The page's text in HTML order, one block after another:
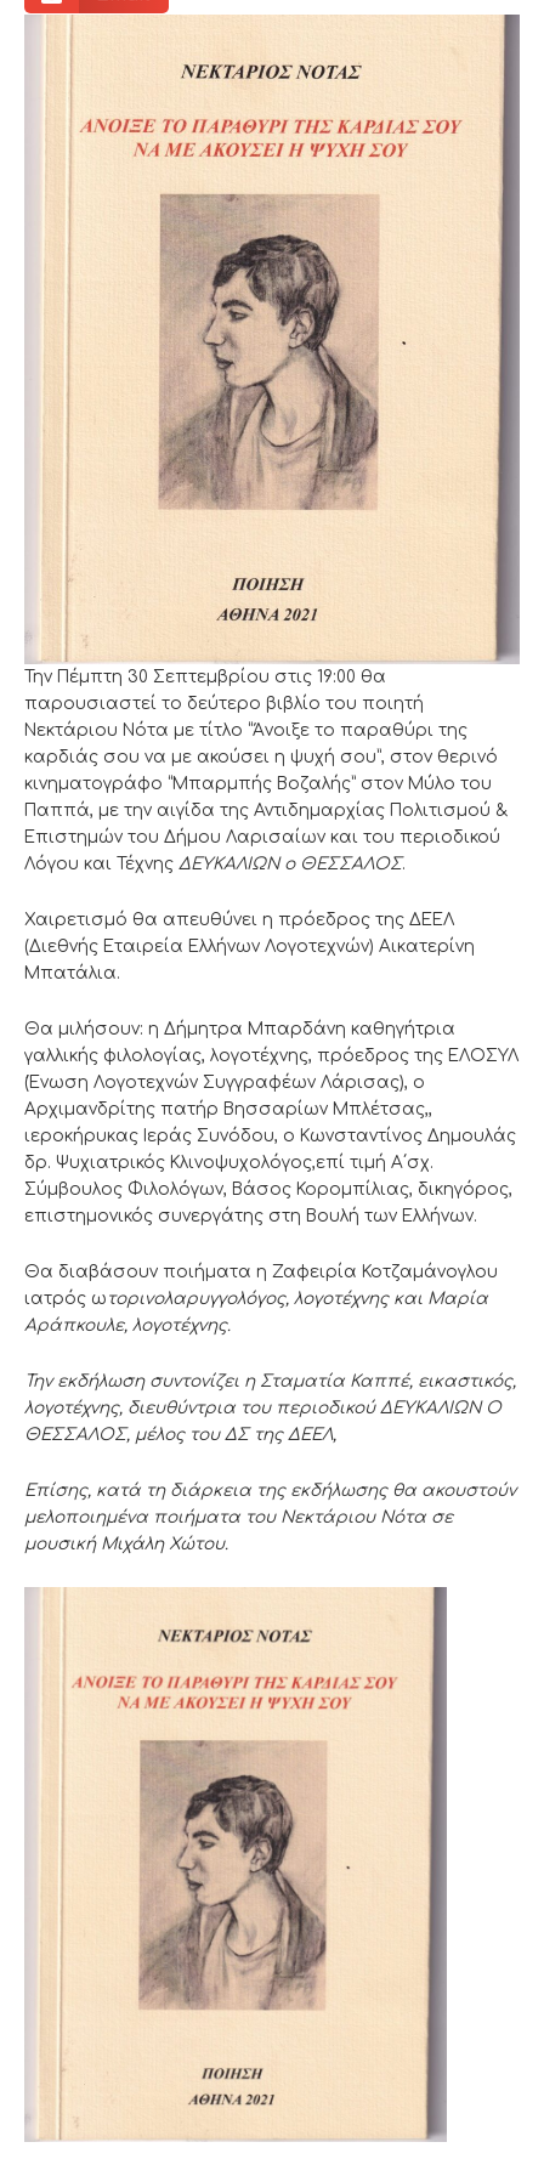
Την Πέμπτη 30 Σεπτεμβρίου στις 19:00 θα
παρουσιαστεί το δεύτερο βιβλίο του ποιητή
Νεκτάριου Νότα με τίτλο “Άνοιξε το παραθύρι της
καρδιάς σου να με ακούσει η ψυχή σου”, στον θερινό
κινηματογράφο “Μπαρμπής Βοζαλής” στον Μύλο του
Παππά, με την αιγίδα της Αντιδημαρχίας Πολιτισμού &
Επιστημών του Δήμου Λαρισαίων και του περιοδικού
Λόγου και Τέχνης ΔΕΥΚΑΛΙΩΝ ο ΘΕΣΣΑΛΟΣ.
Χαιρετισμό θα απευθύνει η πρόεδρος της ΔΕΕΛ
(Διεθνής Εταιρεία Ελλήνων Λογοτεχνών) Αικατερίνη
Μπατάλια.
Θα μιλήσουν: η Δήμητρα Μπαρδάνη καθηγήτρια
γαλλικής φιλολογίας, λογοτέχνης, πρόεδρος της ΕΛΟΣΥΛ
(Ένωση Λογοτεχνών Συγγραφέων Λάρισας), ο
Αρχιμανδρίτης πατήρ Βησσαρίων Μπλέτσας,,
ιεροκήρυκας Ιεράς Συνόδου, ο Κωνσταντίνος Δημουλάς
δρ. Ψυχιατρικός Κλινοψυχολόγος,επί τιμή Α΄σχ.
Σύμβουλος Φιλολόγων, Βάσος Κορομπίλιας, δικηγόρος,
επιστημονικός συνεργάτης στη Βουλή των Ελλήνων.
Θα διαβάσουν ποιήματα η Ζαφειρία Κοτζαμάνογλου
ιατρός ω τορινολαρυγγολόγος, λογοτέχνης και Μαρία
Αράπκουλε, λογοτέχνης.
Την εκδήλωση συντονίζει η Σταματία Καππέ, εικαστικός,
λογοτέχνης, διευθύντρια του περιοδικού ΔΕΥΚΑΛΙΩΝ Ο
ΘΕΣΣΑΛΟΣ, μέλος του ΔΣ της ΔΕΕΛ,
Επίσης, κατά τη διάρκεια της εκδήλωσης θα ακουστούν
μελοποιημένα ποιήματα του Νεκτάριου Νότα σε
μουσική Μιχάλη Χώτου.